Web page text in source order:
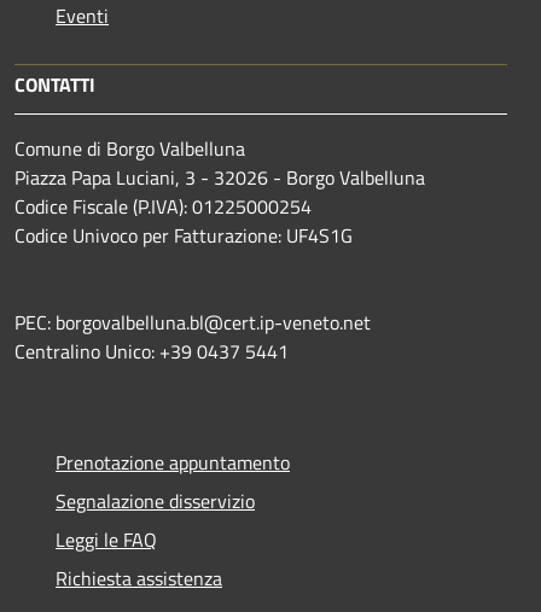
Eventi
CONTATTI
Comune di Borgo Valbelluna
Piazza Papa Luciani, 3 - 32026 - Borgo Valbelluna
Codice Fiscale (P.IVA): 01225000254
Codice Univoco per Fatturazione: UF4S1G
PEC: borgovalbelluna.bl@cert.ip-veneto.net
Centralino Unico: +39 0437 5441
Prenotazione appuntamento
Segnalazione disservizio
Leggi le FAQ
Richiesta assistenza